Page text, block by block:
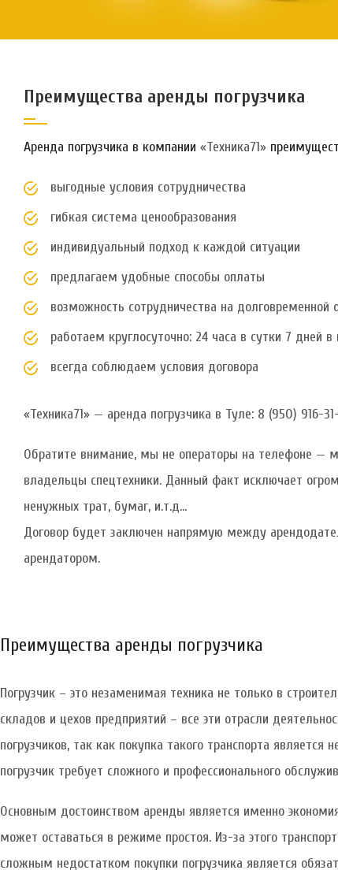
Преимущества аренды погрузчика
Аренда погрузчика в компании «Техника71»
выгодные условия сотрудничества
гибкая система ценообразования
индивидуальный подход к каждой ситуации
предлагаем удобные способы оплаты
возможность сотрудничества на долговременной
работаем круглосуточно: 24 часа в сутки 7 дней
всегда соблюдаем условия договора
«Техника71» — аренда погрузчика в Туле: 8 (950) 916-
Обратите внимание, мы не операторы на телефоне —
владельцы спецтехники. Данный факт исключает
ненужных трат, бумаг, и.т.д…
Договор будет заключен напрямую между
арендатором.
Преимущества аренды погрузчика
Погрузчик – это незаменимая техника не только в
складов и цехов предприятий – все эти отрасли
погрузчиков, так как покупка такого транспорта
погрузчик требует сложного и профессионального
Основным достоинством аренды является именно
может оставаться в режиме простоя. Из-за этого
сложным недостатком покупки погрузчика является